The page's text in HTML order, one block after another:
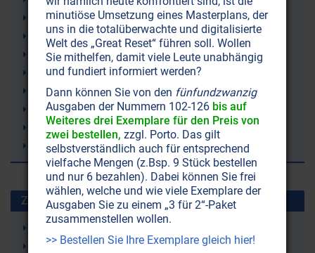
Nahrungsergänzungen
Tiere
Landwirtschaft
Hunde
Haustiere
Ernährung
Darmreinigung
Darmkur
Zuletzt gesuchte Stichworte
Selbstliebe (-annahme)
minutiöse Umsetzung eines Masterplans, der
uns in die totalüberwachte und digitalisierte
Welt des „Great Reset“ führen soll. Wollen
Sie mithelfen, damit viele Leute unabhängig
und fundiert informiert werden?
Dann können Sie von den fünfundzwanzig
Ausgaben der Nummern 102-126 bis auf
Weiteres drei Exemplare für den Preis von
zwei bestellen, zzgl. Porto. Das gilt
selbstverständlich auch für entsprechend
vielfache Mengen (z.Bsp. 9 Stück bestellen
und nur 6 bezahlen). Dabei können Sie frei
wählen, welche und wie viele Exemplare der
Ausgaben Sie zu einem „3 für 2“-Paket
zusammenstellen wollen.
>> Bestellen Sie Ihre Exemplare gleich hier!